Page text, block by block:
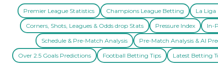
Premier League Statistics Champions League Betting La Liga
Corners, Shots, Leagues & Odds drop Stats Pressure Index In-
Schedule & Pre-Match Analysis Pre-Match Analysis & AI
Over 2.5 Goals Predictions Football Betting Tips Latest Betting